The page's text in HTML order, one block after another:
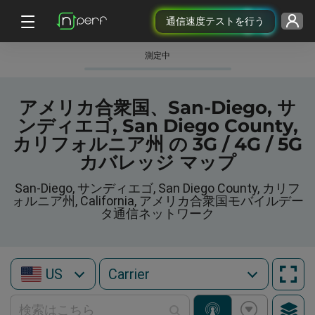
通信速度テストを行う
測定中
アメリカ合衆国、San-Diego, サ
ンディエゴ, San Diego County,
カリフォルニア州 の 3G / 4G / 5G
カバレッジ マップ
San-Diego, サンディエゴ, San Diego County, カリフ
ォルニア州, California, アメリカ合衆国モバイルデー
タ通信ネットワーク
US